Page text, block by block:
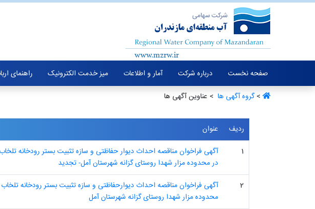
صفحه نخست درباره شرکت آمار و اطلاعات میز خدمت الکترونیک راهنمای
>گروه آگهی ها ‏ > عناوین آگهی ها
ردیف عنوان
1
آگهی فراخوان مناقصه احداث دیوار حفاظتی و سازه تثبیت بستر رودخانه تلخاب
در محدوده مزار شهدا روستای گزانه شهرستان آمل- تجدید
2
آگهی فراخوان مناقصه احداث دیوارحفاظتی و سازه تثبیت بستر رودخانه
محدوده مزار شهدا روستای گزانه شهرستان آمل